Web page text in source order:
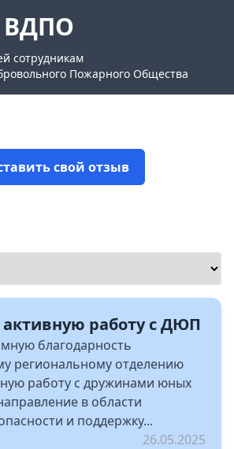
ВДПО
сотрудникам
Пожарного Общества
свой отзыв
активную работу с ДЮП
благодарность
региональному отделению
работу с дружинами юных
в области
и поддержку...
26.05.2025